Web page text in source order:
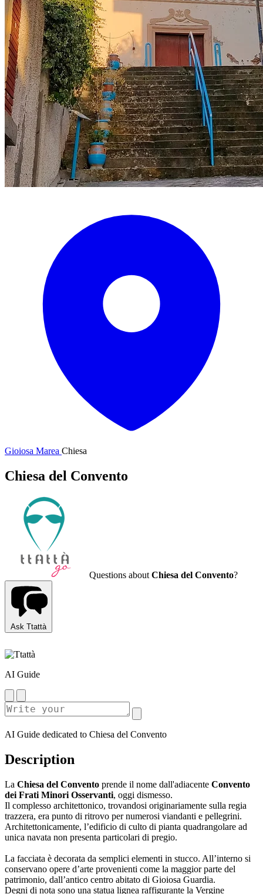
Gioiosa Marea Chiesa
Chiesa del Convento
Questions about Chiesa del Convento?
Ask Ttattà
AI Guide
AI Guide dedicated to Chiesa del Convento
Description
La Chiesa del Convento prende il nome dall'adiacente Convento
dei Frati Minori Osservanti, oggi dismesso.
Il complesso architettonico, trovandosi originariamente sulla regia
trazzera, era punto di ritrovo per numerosi viandanti e pellegrini.
Architettonicamente, l’edificio di culto di pianta quadrangolare ad
unica navata non presenta particolari di pregio.
La facciata è decorata da semplici elementi in stucco. All’interno si
conservano opere d’arte provenienti come la maggior parte del
patrimonio, dall’antico centro abitato di Gioiosa Guardia.
Degni di nota sono una statua lignea raffigurante la Vergine